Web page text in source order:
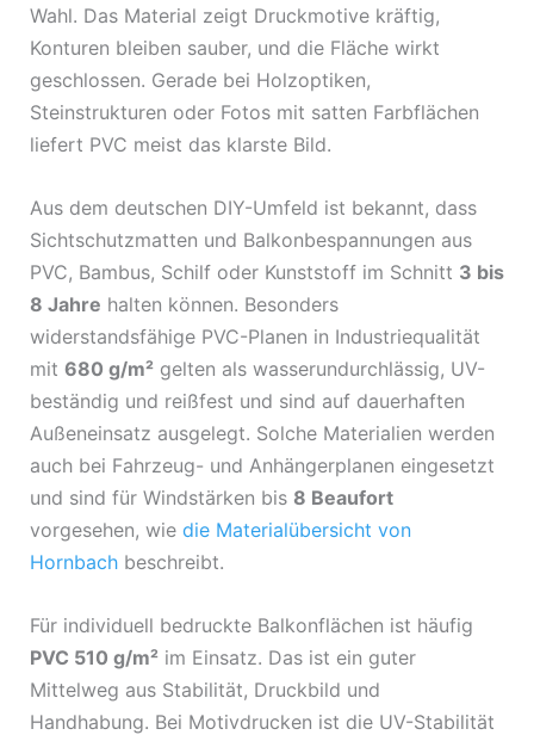
Wahl. Das Material zeigt Druckmotive kräftig,
Konturen bleiben sauber, und die Fläche wirkt
geschlossen. Gerade bei Holzoptiken,
Steinstrukturen oder Fotos mit satten Farbflächen
liefert PVC meist das klarste Bild.
Aus dem deutschen DIY-Umfeld ist bekannt, dass
Sichtschutzmatten und Balkonbespannungen aus
PVC, Bambus, Schilf oder Kunststoff im Schnitt 3 bis
8 Jahre halten können. Besonders
widerstandsfähige PVC-Planen in Industriequalität
mit 680 g/m²gelten als wasserundurchlässig, UV-
beständig und reißfest und sind auf dauerhaften
Außeneinsatz ausgelegt. Solche Materialien werden
auch bei Fahrzeug- und Anhängerplanen eingesetzt
und sind für Windstärken bis 8 Beaufort
vorgesehen, wie die Materialübersicht von
Hornbachbeschreibt.
Für individuell bedruckte Balkonflächen ist häufig
PVC 510 g/m²im Einsatz. Das ist ein guter
Mittelweg aus Stabilität, Druckbild und
Handhabung. Bei Motivdrucken ist die UV-Stabilität